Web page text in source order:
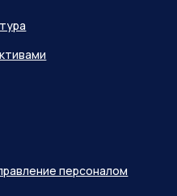
персоналом